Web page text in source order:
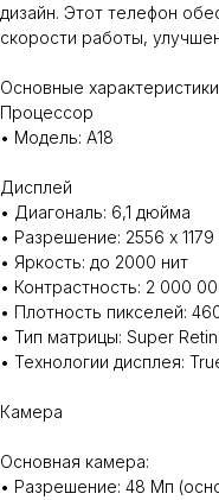
дизайн. Этот телефон
скорости работы,
Основные
Процессор
• Модель: A18
Дисплей
• Диагональ: 6,1 дюйма
• Разрешение: 2556 x
• Яркость: до 2000 нит
• Контрастность: 2 000
• Плотность пикселей:
• Тип матрицы: Super
• Технологии дисплея:
Камера
Основная камера:
• Разрешение: 48 Мп